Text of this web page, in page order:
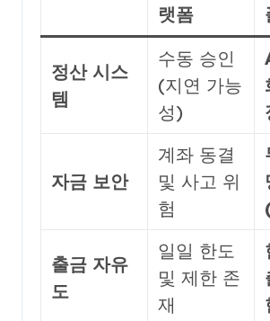
랫폼
정산 시스
템
수동 승인
(지연 가능
성)
자금 보안
계좌 동결
및 사고 위
험
출금 자유
도
일일 한도
및 제한 존
재